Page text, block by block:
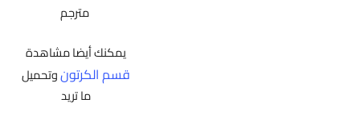
مترجم
يمكنك أيضا مشاهدة
قسم الكرتونوتحميل
ما تريد